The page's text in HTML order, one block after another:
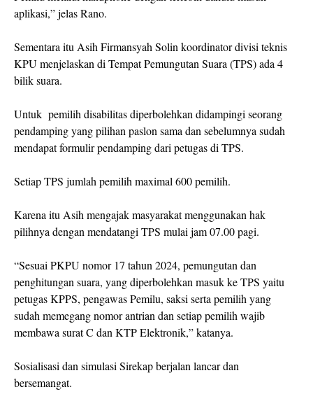
aplikasi,” jelas Rano.
Sementara itu Asih Firmansyah Solin koordinator divisi teknis
KPU menjelaskan di Tempat Pemungutan Suara (TPS) ada 4
bilik suara.
Untuk pemilih disabilitas diperbolehkan didampingi seorang
pendamping yang pilihan paslon sama dan sebelumnya sudah
mendapat formulir pendamping dari petugas di TPS.
Setiap TPS jumlah pemilih maximal 600 pemilih.
Karena itu Asih mengajak masyarakat menggunakan hak
pilihnya dengan mendatangi TPS mulai jam 07.00 pagi.
“Sesuai PKPU nomor 17 tahun 2024, pemungutan dan
penghitungan suara, yang diperbolehkan masuk ke TPS yaitu
petugas KPPS, pengawas Pemilu, saksi serta pemilih yang
sudah memegang nomor antrian dan setiap pemilih wajib
membawa surat C dan KTP Elektronik,” katanya.
Sosialisasi dan simulasi Sirekap berjalan lancar dan
bersemangat.